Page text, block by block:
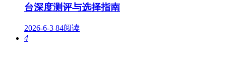
台深度测评与选择指南
2026-6-3 84阅读
4